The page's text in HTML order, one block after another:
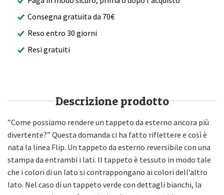
Consegna gratuita da 70€
Reso entro 30 giorni
Resi gratuiti
Descrizione prodotto
”Come possiamo rendere un tappeto da esterno ancora più
divertente?” Questa domanda ci ha fatto riflettere e così è
nata la linea Flip. Un tappeto da esterno reversibile con una
stampa da entrambi i lati. Il tappeto è tessuto in modo tale
che i colori di un lato si contrappongano ai colori dell’altro
lato. Nel caso di un tappeto verde con dettagli bianchi, la